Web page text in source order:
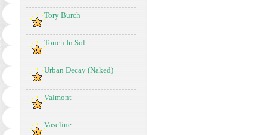
Tory Burch
Touch In Sol
Urban Decay (Naked)
Valmont
Vaseline